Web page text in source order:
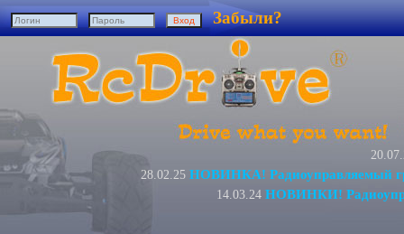
Забыли?
28.02.25 НОВИНКА! Радиоуправляемый
14.03.24 НОВИНКИ!